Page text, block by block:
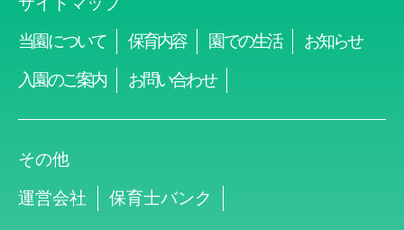
当園について 保育内容 園での生活 お知らせ
入園のご案内 お問い合わせ
その他
運営会社 保育士バンク